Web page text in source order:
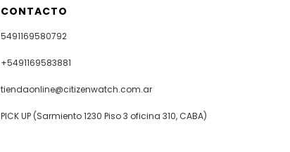
CONTACTO
5491169580792
+5491169583881
tiendaonline@citizenwatch.com.ar
PICK UP (Sarmiento 1230 Piso 3 oficina 310, CABA)